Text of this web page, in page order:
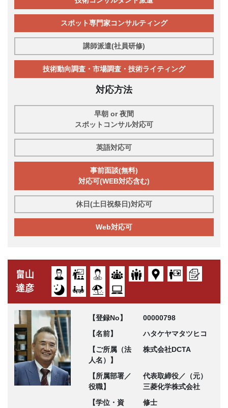
スポット専門家コンサルティング
講師派遣(社員研修)
技術動向調査・市場調査・技術ライティング
対応方法
早朝 or 夜間
スポットコンサル対応可
英語対応可
事前面談(無料)
対応可(WEB対応含む)
休日(土日祝祭日)対応可
Web対応可
畠山
達彦
【登録No】
00000798
【名前】
ハタケヤマタツヒコ
【ご所属（法
人名）】
株式会社DCTA
【所属部署／
役職】
代表取締役／（元）
三菱化学株式会社
【学位・資
修士